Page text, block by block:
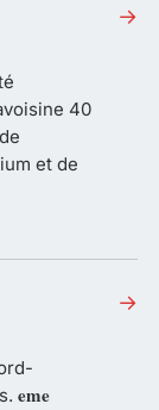
40
et de
→
eme
→